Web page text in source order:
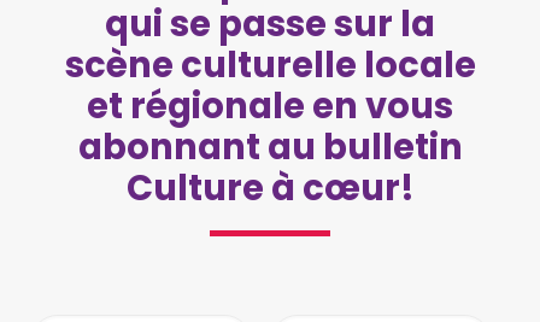
qui se passe sur la
scène culturelle locale
et régionale en vous
abonnant au bulletin
Culture à cœur!